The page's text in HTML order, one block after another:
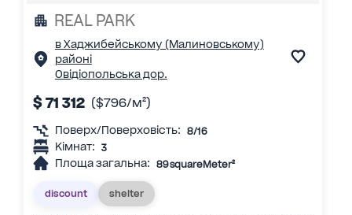
REAL PARK
в Хаджибейському (Малиновському)
районі
Овідіопольська дор.
$ 71 312 ($796/м²)
Поверх/Поверховість: 8/16
Кімнат: 3
Площа загальна: 89 squareMeter²
discount shelter